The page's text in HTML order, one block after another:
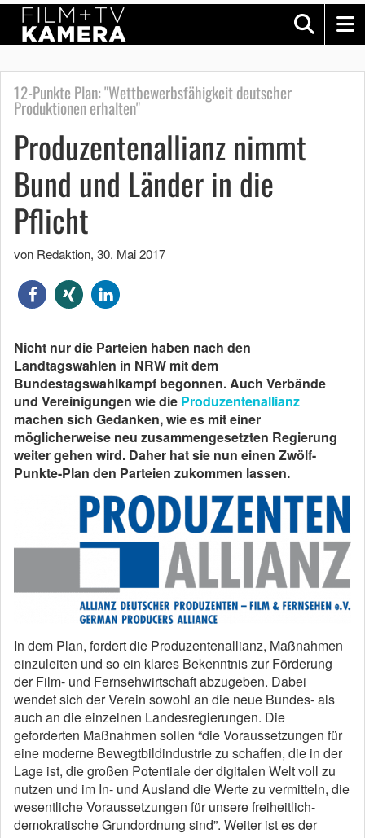
12-Punkte Plan: "Wettbewerbsfähigkeit deutscher
Produktionen erhalten"
Produzentenallianz nimmt
Bund und Länder in die
Pflicht
von Redaktion, 30. Mai 2017
Nicht nur die Parteien haben nach den
Landtagswahlen in NRW mit dem
Bundestagswahlkampf begonnen. Auch Verbände
und Vereinigungen wie die Produzentenallianz
machen sich Gedanken, wie es mit einer
möglicherweise neu zusammengesetzten Regierung
weiter gehen wird. Daher hat sie nun einen Zwölf-
Punkte-Plan den Parteien zukommen lassen.
In dem Plan, fordert die Produzentenallianz, Maßnahmen
einzuleiten und so ein klares Bekenntnis zur Förderung
der Film- und Fernsehwirtschaft abzugeben. Dabei
wendet sich der Verein sowohl an die neue Bundes- als
auch an die einzelnen Landesregierungen. Die
geforderten Maßnahmen sollen “die Voraussetzungen für
eine moderne Bewegtbildindustrie zu schaffen, die in der
Lage ist, die großen Potentiale der digitalen Welt voll zu
nutzen und im In- und Ausland die Werte zu vermitteln, die
wesentliche Voraussetzungen für unsere freiheitlich-
demokratische Grundordnung sind”. Weiter ist es der